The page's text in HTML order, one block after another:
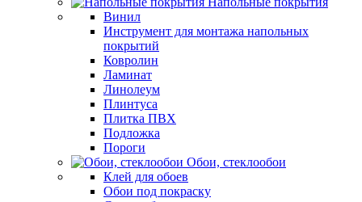
Винил
Инструмент для монтажа напольных
покрытий
Ковролин
Ламинат
Линолеум
Плинтуса
Плитка ПВХ
Подложка
Пороги
Обои, стеклообои
Клей для обоев
Обои под покраску